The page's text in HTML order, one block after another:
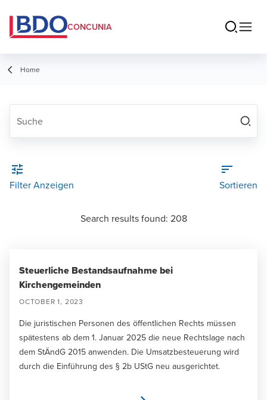
CONCUNIA
Home
Suche
Filter Anzeigen Sortieren
search results found: 208
Steuerliche Bestandsaufnahme bei
Kirchengemeinden
OCTOBER 1, 2023
Die juristischen Personen des öffentlichen Rechts müssen
spätestens ab dem 1. Januar 2025 die neue Rechtslage nach
dem StÄndG 2015 anwenden. Die Umsatzbesteuerung wird
durch die Einführung des § 2b UStG neu ausgerichtet.